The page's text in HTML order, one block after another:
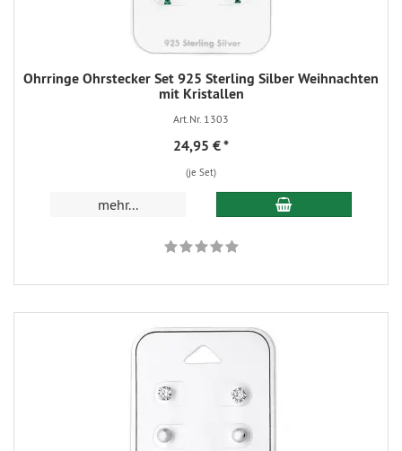
Ohrringe Ohrstecker Set 925 Sterling Silber Weihnachten
mit Kristallen
Art.Nr. 1303
24,95 €*
(je Set)
mehr...